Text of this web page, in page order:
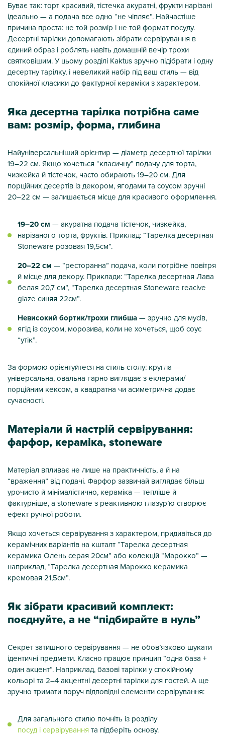
Буває так: торт красивий, тістечка акуратні, фрукти нарізані
ідеально — а подача все одно “не чіпляє”. Найчастіше
причина проста: не той розмір і не той формат посуду.
Десертні тарілки допомагають зібрати сервірування в
єдиний образ і роблять навіть домашній вечір трохи
святковішим. У цьому розділі Kaktus зручно підібрати і одну
десертну тарілку, і невеликий набір під ваш стиль — від
спокійної класики до фактурної кераміки з характером.
Яка десертна тарілка потрібна саме
вам: розмір, форма, глибина
Найуніверсальніший орієнтир — діаметр десертної тарілки
19–22 см. Якщо хочеться “класичну” подачу для торта,
чизкейка й тістечок, часто обирають 19–20 см. Для
порційних десертів із декором, ягодами та соусом зручні
20–22 см — залишається місце для красивого оформлення.
19–20 см — акуратна подача тістечок, чизкейка,
нарізаного торта, фруктів. Приклад: “Тарелка десертная
Stoneware розовая 19,5см”.
20–22 см — “ресторанна” подача, коли потрібне повітря
й місце для декору. Приклади: “Тарелка десертная Лава
белая 20,7 см”, “Тарелка десертная Stoneware reacive
glaze синяя 22см”.
Невисокий бортик/трохи глибша— зручно для мусів,
ягід із соусом, морозива, коли не хочеться, щоб соус
“утік”.
За формою орієнтуйтеся на стиль столу: кругла —
універсальна, овальна гарно виглядає з еклерами/
порційним кексом, а квадратна чи асиметрична додає
сучасності.
Матеріали й настрій сервірування:
фарфор, кераміка, stoneware
Матеріал впливає не лише на практичність, а й на
“враження” від подачі. Фарфор зазвичай виглядає більш
урочисто й мінімалістично, кераміка — тепліше й
фактурніше, а stoneware з реактивною глазур’ю створює
ефект ручної роботи.
Якщо хочеться сервірування з характером, придивіться до
керамічних варіантів на кшталт “Тарелка десертная
керамика Олень серая 20см” або колекцій “Марокко” —
наприклад, “Тарелка десертная Марокко керамика
кремовая 21,5см”.
Як зібрати красивий комплект:
поєднуйте, а не “підбирайте в нуль”
Секрет затишного сервірування — не обов’язково шукати
ідентичні предмети. Класно працює принцип “одна база +
один акцент”. Наприклад, базові тарілки у спокійному
кольорі та 2–4 акцентні десертні тарілки для гостей. А ще
зручно тримати поруч відповідні елементи сервірування:
Для загального стилю почніть із розділу
посуд і сервірування та підберіть основу.